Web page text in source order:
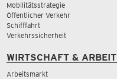
Mobilitätsstrategie
Öffentlicher Verkehr
Schifffahrt
Verkehrssicherheit
WIRTSCHAFT & ARBEIT
Arbeitsmarkt